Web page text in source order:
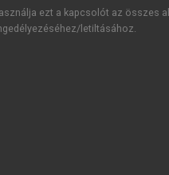
ezt a kapcsolót az összes
letiltásához.